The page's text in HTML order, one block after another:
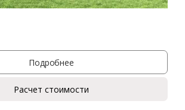
Подробнее
Расчет стоимости